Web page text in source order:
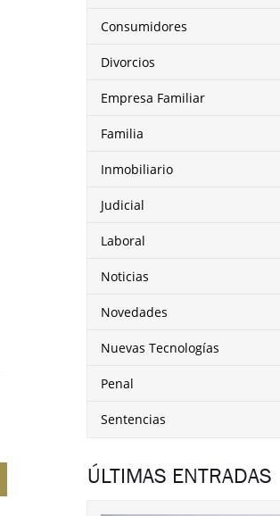
Consumidores
Divorcios
Empresa Familiar
Familia
Inmobiliario
Judicial
Laboral
Noticias
Novedades
Nuevas Tecnologías
Penal
Sentencias
ÚLTIMAS ENTRADAS